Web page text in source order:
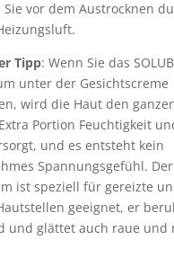
Sie vor dem Austrocknen
Tipp: Wenn Sie das
unter der Gesichtscreme
wird die Haut den
Portion Feuchtigkeit
und es entsteht kein
Spannungsgefühl. Der
ist speziell für gereizte
geeignet, er
und glättet auch raue und